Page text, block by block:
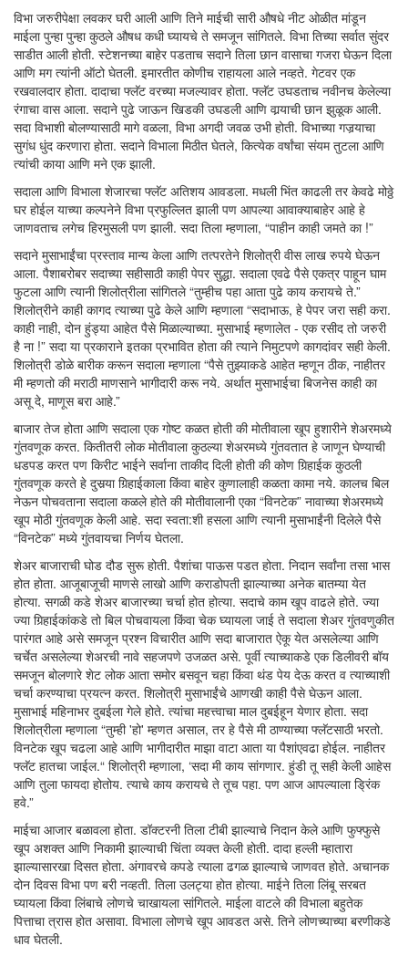
विभा जरुरीपेक्षा लवकर घरी आली आणि तिने माईची सारी औषधे नीट ओळीत मांडून
माईला पुन्हा पुन्हा कुठले औषध कधी घ्यायचे ते समजून सांगितले. विभा तिच्या सर्वात सुंदर
साडीत आली होती. स्टेशनच्या बाहेर पडताच सदाने तिला छान वासाचा गजरा घेऊन दिला
आणि मग त्यांनी ऑटो घेतली. इमारतीत कोणीच राहायला आले नव्हते. गेटवर एक
रखवालदार होता. दादाचा फ्लॅट वरच्या मजल्यावर होता. फ्लॅट उघडताच नवीनच केलेल्या
रंगाचा वास आला. सदाने पुढे जाऊन खिडकी उघडली आणि वार्‍याची छान झुळूक आली.
सदा विभाशी बोलण्यासाठी मागे वळला, विभा अगदी जवळ उभी होती. विभाच्या गजर्‍याचा
सुगंध धुंद करणारा होता. सदाने विभाला मिठीत घेतले, कित्येक वर्षांचा संयम तुटला आणि
त्यांची काया आणि मने एक झाली.
सदाला आणि विभाला शेजारचा फ्लॅट अतिशय आवडला. मधली भिंत काढली तर केवढे मोठ्ठे
घर होईल याच्या कल्पनेने विभा प्रफुल्लित झाली पण आपल्या आवाक्याबाहेर आहे हे
जाणवताच लगेच हिरमुसली पण झाली. सदा तिला म्हणाला, “पाहीन काही जमते का !”
सदाने मुसाभाईंचा प्रस्ताव मान्य केला आणि तत्परतेने शिलोत्री वीस लाख रुपये घेऊन
आला. पैशाबरोबर सदाच्या सहीसाठी काही पेपर सुद्धा. सदाला एवढे पैसे एकत्र पाहून घाम
फुटला आणि त्यानी शिलोत्रीला सांगितले “तुम्हीच पहा आता पुढे काय करायचे ते.”
शिलोत्रीने काही कागद त्याच्या पुढे केले आणि म्हणाला “सदाभाऊ, हे पेपर जरा सही करा.
काही नाही, दोन हुंड्या आहेत पैसे मिळाल्याच्या. मुसाभाई म्हणालेत - एक रसीद तो जरुरी
है ना !” सदा या प्रकाराने इतका प्रभावित होता की त्याने निमुटपणे कागदांवर सही केली.
शिलोत्री डोळे बारीक करून सदाला म्हणाला “पैसे तुझ्याकडे आहेत म्हणून ठीक, नाहीतर
मी म्हणतो की मराठी माणसाने भागीदारी करू नये. अर्थात मुसाभाईचा बिजनेस काही का
असू दे, माणूस बरा आहे.”
बाजार तेज होता आणि सदाला एक गोष्ट कळत होती की मोतीवाला खूप हुशारीने शेअरमध्ये
गुंतवणूक करत. कितीतरी लोक मोतीवाला कुठल्या शेअरमध्ये गुंतवतात हे जाणून घेण्याची
धडपड करत पण किरीट भाईने सर्वाना ताकीद दिली होती की कोण गिर्‍हाईक कुठली
गुंतवणूक करते हे दुसर्‍या गिर्‍हाईकाला किंवा बाहेर कुणालाही कळता कामा नये. कालच बिल
नेऊन पोचवताना सदाला कळले होते की मोतीवालानी एका “विनटेक” नावाच्या शेअरमध्ये
खूप मोठी गुंतवणूक केली आहे. सदा स्वता:शी हसला आणि त्यानी मुसाभाईंनी दिलेले पैसे
“विनटेक” मध्ये गुंतवायचा निर्णय घेतला.
शेअर बाजाराची घोड दौड सुरू होती. पैशांचा पाऊस पडत होता. निदान सर्वांना तसा भास
होत होता. आजूबाजूची माणसे लाखो आणि कराडोपती झाल्याच्या अनेक बातम्या येत
होत्या. सगळी कडे शेअर बाजारच्या चर्चा होत होत्या. सदाचे काम खूप वाढले होते. ज्या
ज्या गिर्‍हाईकांकडे तो बिल पोचवायला किंवा चेक घ्यायला जाई ते सदाला शेअर गुंतवणुकीत
पारंगत आहे असे समजून प्रश्न विचारीत आणि सदा बाजारात ऐकू येत असलेल्या आणि
चर्चेत असलेल्या शेअरची नावे सहजपणे उजळत असे. पूर्वी त्याच्याकडे एक डिलीवरी बॉय
समजून बोलणारे शेट लोक आता समोर बसवून चहा किंवा थंड पेय देऊ करत व त्याच्याशी
चर्चा करण्याचा प्रयत्न करत. शिलोत्री मुसाभाईंचे आणखी काही पैसे घेऊन आला.
मुसाभाई महिनाभर दुबईला गेले होते. त्यांचा महत्त्वाचा माल दुबईहून येणार होता. सदा
शिलोत्रीला म्हणाला “तुम्ही 'हो' म्हणत असाल, तर हे पैसे मी ठाण्याच्या फ्लॅटसाठी भरतो.
विनटेक खूप चढला आहे आणि भागीदारीत माझा वाटा आता या पैशांएवढा होईल. नाहीतर
फ्लॅट हातचा जाईल.“ शिलोत्री म्हणाला, ‘सदा मी काय सांगणार. हुंडी तू सही केली आहेस
आणि तुला फायदा होतोय. त्याचे काय करायचे ते तूच पहा. पण आज आपल्याला ड्रिंक
हवे.”
माईचा आजार बळावला होता. डॉक्टरनी तिला टीबी झाल्याचे निदान केले आणि फुफ्फुसे
खूप अशक्त आणि निकामी झाल्याची चिंता व्यक्त केली होती. दादा हल्ली म्हातारा
झाल्यासारखा दिसत होता. अंगावरचे कपडे त्याला ढगळ झाल्याचे जाणवत होते. अचानक
दोन दिवस विभा पण बरी नव्हती. तिला उलट्या होत होत्या. माईने तिला लिंबू सरबत
घ्यायला किंवा लिंबाचे लोणचे चाखायला सांगितले. माईला वाटले की विभाला बहुतेक
पित्ताचा त्रास होत असावा. विभाला लोणचे खूप आवडत असे. तिने लोणच्याच्या बरणीकडे
धाव घेतली.